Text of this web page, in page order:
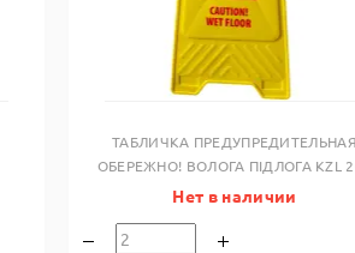
Купить в один клик
ТАБЛИЧКА ПРЕДУПРЕДИТЕЛЬНАЯ
ОБЕРЕЖНО! ВОЛОГА ПІДЛОГА KZL
Нет в наличии